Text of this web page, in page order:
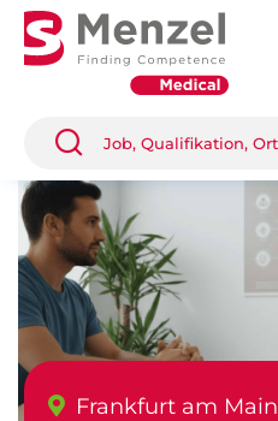
Frankfurt am Main